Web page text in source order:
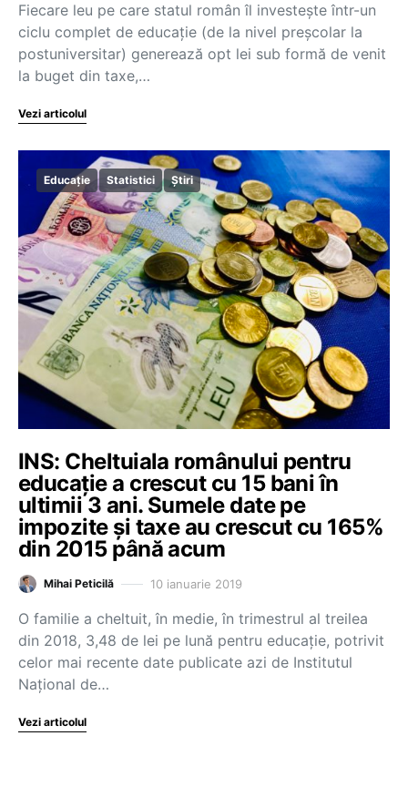
Fiecare leu pe care statul român îl investește într-un
ciclu complet de educație (de la nivel preșcolar la
postuniversitar) generează opt lei sub formă de venit
la buget din taxe,…
Vezi articolul
Educație Statistici Știri
INS: Cheltuiala românului pentru
educație a crescut cu 15 bani în
ultimii 3 ani. Sumele date pe
impozite și taxe au crescut cu 165%
din 2015 până acum
Mihai Peticilă 10 ianuarie 2019
O familie a cheltuit, în medie, în trimestrul al treilea
din 2018, 3,48 de lei pe lună pentru educație, potrivit
celor mai recente date publicate azi de Institutul
Național de…
Vezi articolul